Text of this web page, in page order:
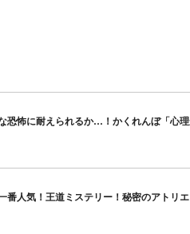
恐怖に耐えられるか…！かくれんぼ「心理
番人気！王道ミステリー！秘密のアトリ